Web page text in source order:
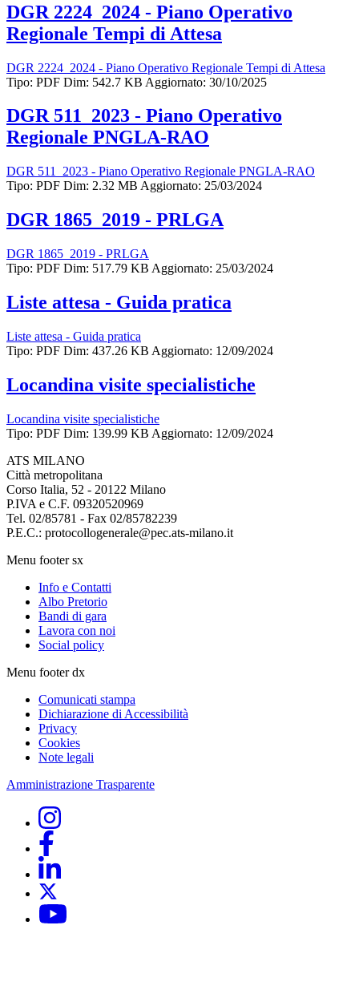
DGR 2224_2024 - Piano Operativo
Regionale Tempi di Attesa
DGR 2224_2024 - Piano Operativo Regionale Tempi di Attesa
Tipo: PDF Dim: 542.7 KB Aggiornato: 30/10/2025
DGR 511_2023 - Piano Operativo
Regionale PNGLA-RAO
DGR 511_2023 - Piano Operativo Regionale PNGLA-RAO
Tipo: PDF Dim: 2.32 MB Aggiornato: 25/03/2024
DGR 1865_2019 - PRLGA
DGR 1865_2019 - PRLGA
Tipo: PDF Dim: 517.79 KB Aggiornato: 25/03/2024
Liste attesa - Guida pratica
Liste attesa - Guida pratica
Tipo: PDF Dim: 437.26 KB Aggiornato: 12/09/2024
Locandina visite specialistiche
Locandina visite specialistiche
Tipo: PDF Dim: 139.99 KB Aggiornato: 12/09/2024
ATS MILANO
Città metropolitana
Corso Italia, 52 - 20122 Milano
P.IVA e C.F. 09320520969
Tel. 02/85781 - Fax 02/85782239
P.E.C.: protocollogenerale@pec.ats-milano.it
Menu footer sx
Info e Contatti
Albo Pretorio
Bandi di gara
Lavora con noi
Social policy
Menu footer dx
Comunicati stampa
Dichiarazione di Accessibilità
Privacy
Cookies
Note legali
Amministrazione Trasparente